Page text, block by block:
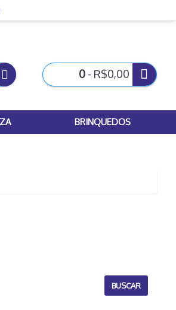
0 - R$0,00
BRINQUEDOS